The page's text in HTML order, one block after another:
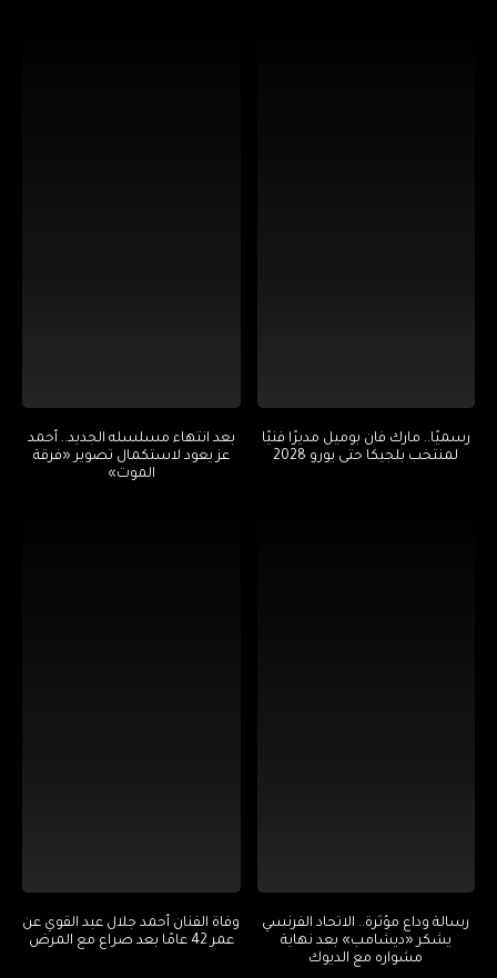
رسميًا.. مارك فان بوميل مديرًا فنيًا
لمنتخب بلجيكا حتى يورو 2028
بعد انتهاء مسلسله الجديد.. أحمد
عز يعود لاستكمال تصوير «فرقة
الموت»
رسالة وداع مؤثرة.. الاتحاد الفرنسي
يشكر «ديشامب» بعد نهاية
مشواره مع الديوك
وفاة الفنان أحمد جلال عبد القوي عن
عمر 42 عامًا بعد صراع مع المرض